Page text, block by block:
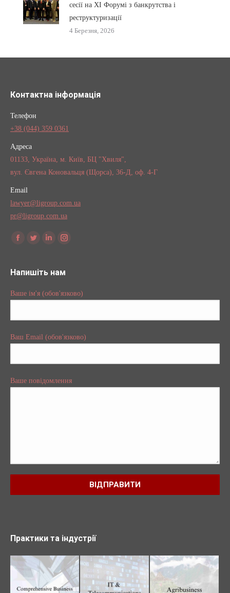
сесії на XI Форумі з банкрутства і
реструктуризації
4 Березня, 2026
Контактна інформація
Телефон
+38 (044) 359 0361
Адреса
01133, Україна, м. Київ, БЦ "Хвиля",
вул. Євгена Коновальця (Щорса), 36-Д, оф. 4-Г
Email
lawyer@ligroup.com.ua
pr@ligroup.com.ua
Find us on:
LinkedinInstagram
Напишіть нам
Ваше ім'я (обов'язково)
Ваш Email (обов'язково)
Ваше повідомлення
Практики та індустрії